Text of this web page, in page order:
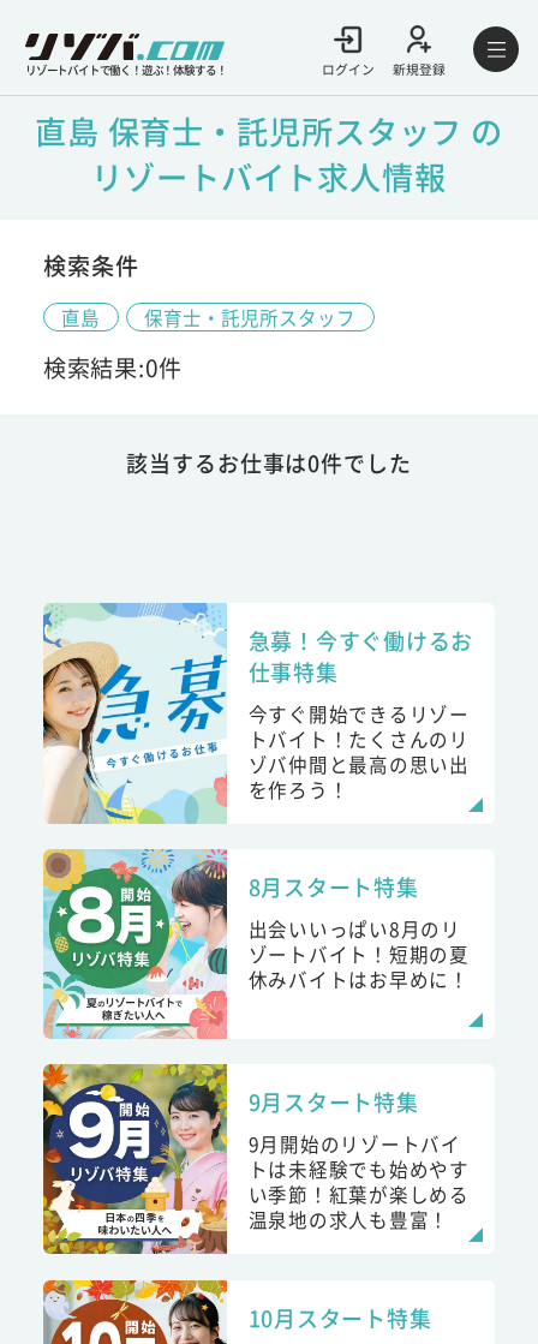
リゾートバイトで働く！遊ぶ！体験する！ ログイン 新規登録
直島 保育士・託児所スタッフ の
リゾートバイト求人情報
検索条件
直島 保育士・託児所スタッフ
検索結果:0件
該当するお仕事は0件でした
急募！今すぐ働けるお
仕事特集
今すぐ開始できるリゾー
トバイト！たくさんのリ
ゾバ仲間と最高の思い出
を作ろう！
8月スタート特集
出会いいっぱい8月のリ
ゾートバイト！短期の夏
休みバイトはお早めに！
9月スタート特集
9月開始のリゾートバイ
トは未経験でも始めやす
い季節！紅葉が楽しめる
温泉地の求人も豊富！
10月スタート特集